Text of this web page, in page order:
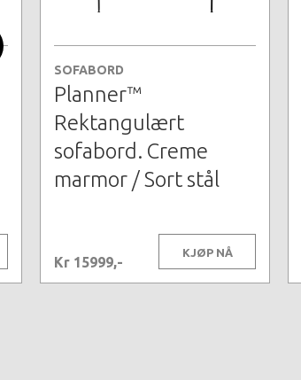
SOFABORD
Planner™
Rektangulært
sofabord. Creme
marmor / Sort stål
Kr 15999,-
KJØP NÅ